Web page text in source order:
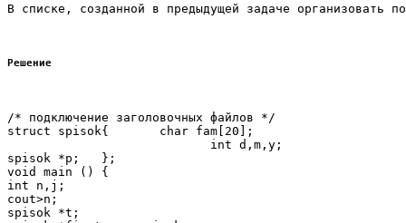
В списке, созданной в предыдущей задаче организовать
Решение
/* подключение заголовочных файлов */
struct spisok{       char fam[20];
                            int d,m,y;
spisok *p;   };
void main () {
int n,j;
cout>n;
spisok *t;